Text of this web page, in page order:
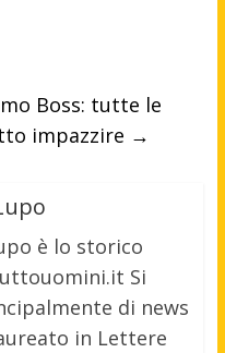
Boss: tutte le
impazzire →
è lo storico
Si
di news
in Lettere